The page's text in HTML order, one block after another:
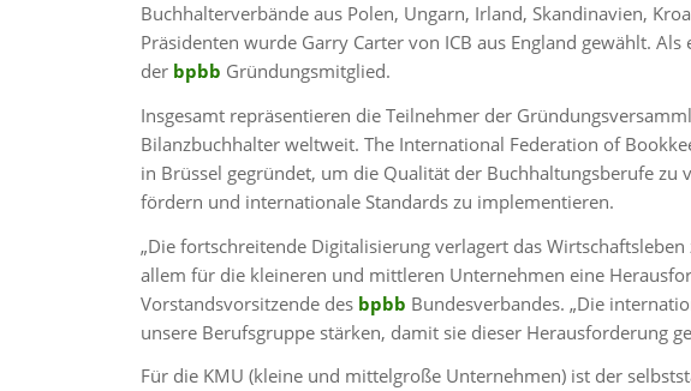
Buchhalterverbände aus Polen, Ungarn, Irland, Skandinavien,
Präsidenten wurde Garry Carter von ICB aus England gewählt.
der bpbb Gründungsmitglied.
Insgesamt repräsentieren die Teilnehmer der
Bilanzbuchhalter weltweit. The International Federation of
in Brüssel gegründet, um die Qualität der Buchhaltungsberufe zu
fördern und internationale Standards zu implementieren.
„Die fortschreitende Digitalisierung verlagert das
allem für die kleineren und mittleren Unternehmen eine
Vorstandsvorsitzende des bpbb Bundesverbandes. „Die
unsere Berufsgruppe stärken, damit sie dieser Herausforderung
Für die KMU (kleine und mittelgroße Unternehmen) ist der